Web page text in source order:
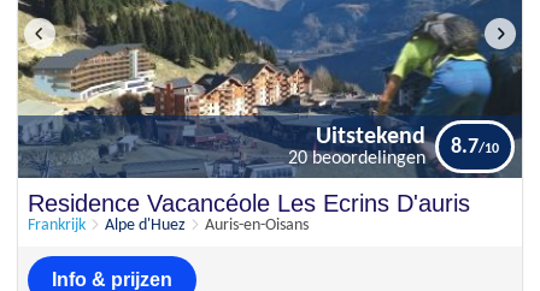
Uitstekend
20 beoordelingen
8.7
Residence Vacancéole Les Ecrins D'auris
Frankrijk Alpe d'Huez Auris-en-Oisans
Uitstekend
20 beoordelingen
8.7
Info & prijzen